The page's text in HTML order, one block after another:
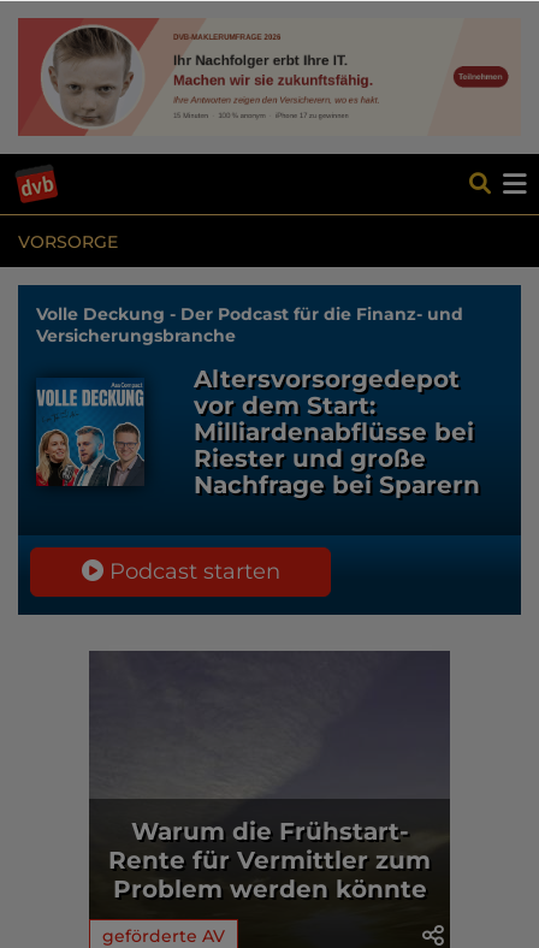
VORSORGE
Volle Deckung - Der Podcast für die Finanz- und
Versicherungsbranche
Altersvorsorgedepot
vor dem Start:
Milliardenabflüsse bei
Riester und große
Nachfrage bei Sparern
Podcast starten
Warum die Frühstart-
Rente für Vermittler zum
Problem werden könnte
geförderte AV